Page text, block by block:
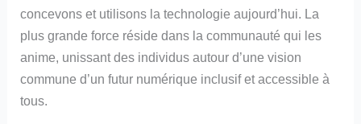
concevons et utilisons la technologie aujourd’hui. La
plus grande force réside dans la communauté qui les
anime, unissant des individus autour d’une vision
commune d’un futur numérique inclusif et accessible à
tous.